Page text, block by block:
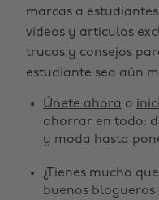
marcas a
vídeos y artículos
trucos y consejos
estudiante sea aún
Únete ahora o
ahorrar en todo:
y moda hasta
¿Tienes mucho
buenos blogueros
Cambiar
Belgique
Canada